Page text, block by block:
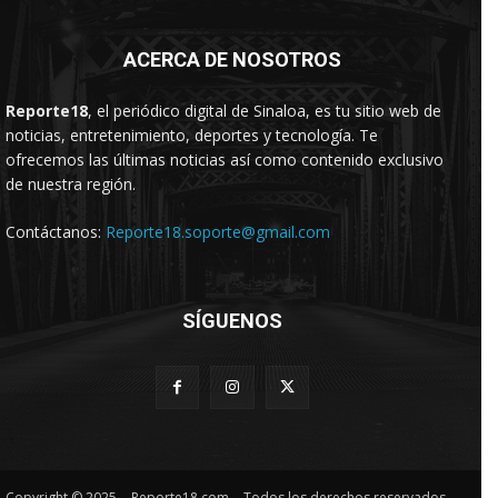
ACERCA DE NOSOTROS
Reporte18, el periódico digital de Sinaloa, es tu sitio web de
noticias, entretenimiento, deportes y tecnología. Te
ofrecemos las últimas noticias así como contenido exclusivo
de nuestra región.
Contáctanos: Reporte18.soporte@gmail.com
SÍGUENOS